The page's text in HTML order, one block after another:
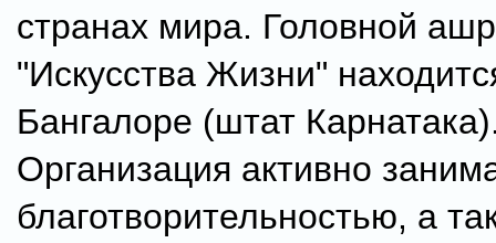
странах мира. Головной
"Искусства Жизни"
Бангалоре (штат
Организация активно
благотворительностью, а